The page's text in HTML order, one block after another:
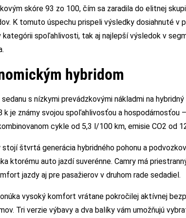
skóre 93 zo 100, čím sa zaradila do elitnej
K tomuto úspechu prispeli výsledky dosiahnuté v
spoľahlivosti, tak aj najlepší výsledok v
hybridom
s nízkymi prevádzkovými nákladmi na hybridný
k je známy svojou spoľahlivosťou a hospodárnosťou
cykle od 5,3 l/100 km, emisie CO2 od
štvrtá generácia hybridného pohonu a
ktorému auto jazdí suverénne. Camry má
jazdy aj pre pasažierov v druhom rade sedadiel.
vysoký komfort vrátane pokročilej aktívnej
Tri verzie výbavy a dva balíky vám umožňujú